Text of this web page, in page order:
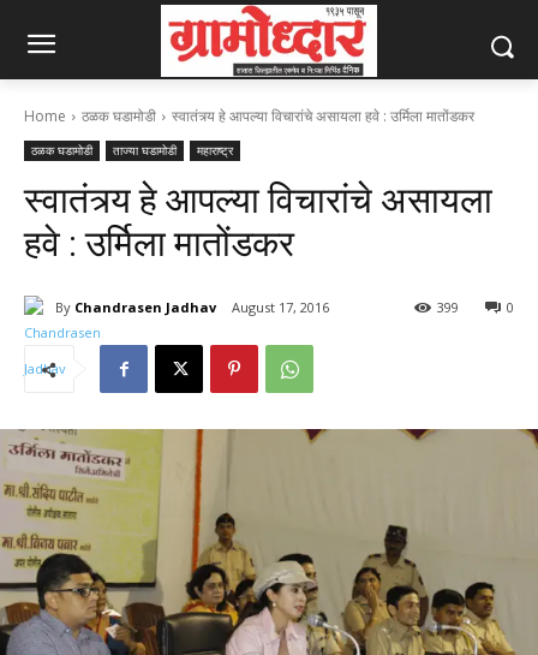
Home ठळक घडामोडी स्वातंत्र्य हे आपल्या विचारांचे असायला हवे : उर्मिला मातोंडकर
ठळक घडामोडी ताज्या घडामोडी महाराष्ट्र
स्वातंत्र्य हे आपल्या विचारांचे असायला
हवे : उर्मिला मातोंडकर
By Chandrasen Jadhav August 17, 2016 0
399